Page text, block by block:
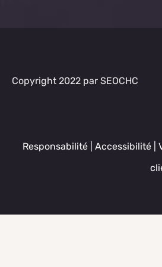
Copyright 2022 par SEOCHC
Responsabilité Accessibilité